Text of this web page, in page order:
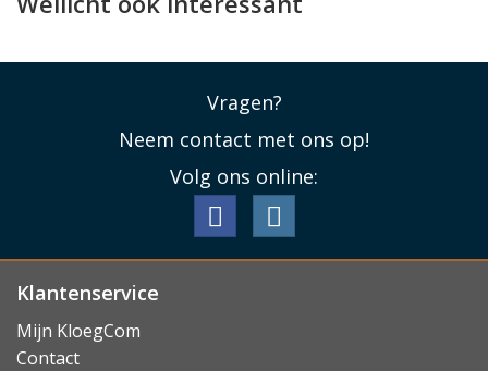
Vragen?
Neem contact met ons op!
Volg ons online:
Klantenservice
Mijn KloegCom
Contact